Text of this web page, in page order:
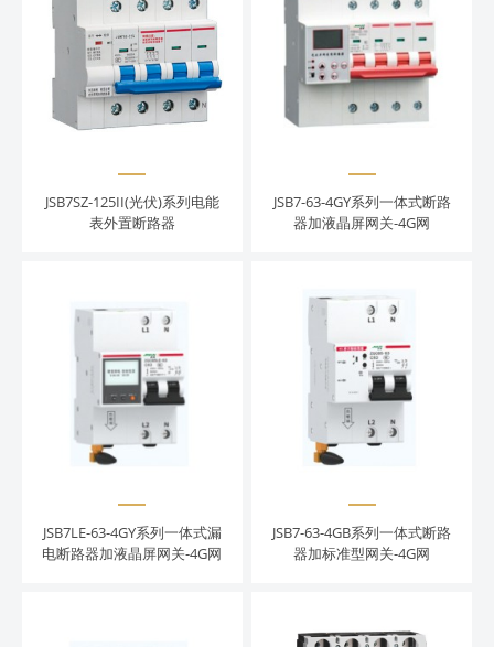
JSB7SZ-125II(光伏)系列电能
表外置断路器
JSB7-63-4GY系列一体式断路
器加液晶屏网关-4G网
JSB7LE-63-4GY系列一体式漏
电断路器加液晶屏网关-4G网
JSB7-63-4GB系列一体式断路
器加标准型网关-4G网